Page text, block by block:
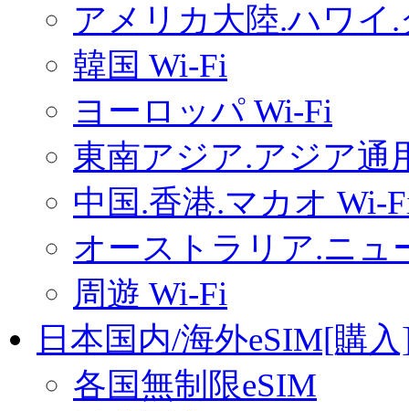
アメリカ大陸.ハワイ
韓国 Wi-Fi
ヨーロッパ Wi-Fi
東南アジア.アジア通
中国.香港.マカオ Wi-
オーストラリア.ニュ
周遊 Wi-Fi
日本国内/海外eSIM[購
各国無制限eSIM